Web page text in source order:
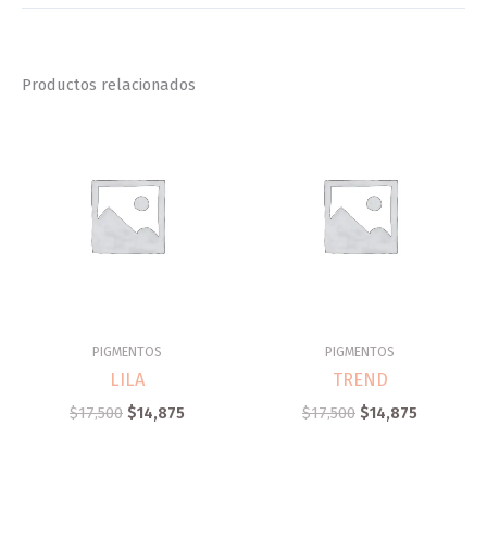
Productos relacionados
PIGMENTOS
LILA
$17,500 $14,875
PIGMENTOS
TREND
$17,500 $14,875